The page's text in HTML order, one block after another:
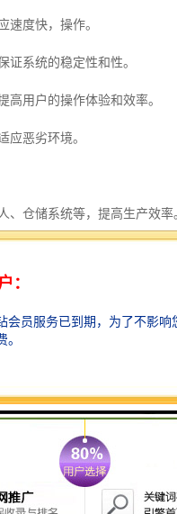
度快，操作。
系统的稳定性和性。
用户的操作体验和效率。
恶劣环境。
仓储系统等，提高生产效率
升生活便利性。
疗过程的性和性。
足不同行业的需求。例如，
号；普通面板则有OP 73、OP
系列产品，我们提供诚信的